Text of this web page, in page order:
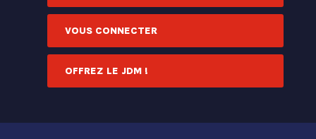
VOUS CONNECTER
OFFREZ LE JDM !